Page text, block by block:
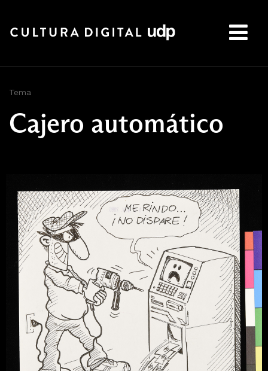
Tema
Cajero automático